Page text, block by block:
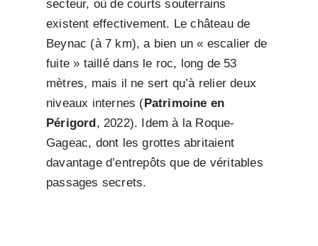
secteur, où de courts souterrains
existent effectivement. Le château de
Beynac (à 7 km), a bien un « escalier de
fuite » taillé dans le roc, long de 53
mètres, mais il ne sert qu’à relier deux
niveaux internes (Patrimoine en
Périgord, 2022). Idem à la Roque-
Gageac, dont les grottes abritaient
davantage d’entrepôts que de véritables
passages secrets.